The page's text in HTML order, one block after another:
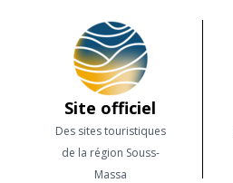
Site officiel
Des sites touristiques
de la région Souss-
Massa